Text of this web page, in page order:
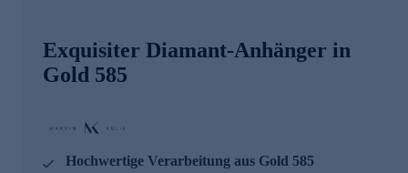
Exquisiter Diamant-Anhänger in
Gold 585
Hochwertige Verarbeitung aus Gold 585